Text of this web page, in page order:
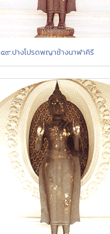
๕๙.ปางโปรดพญาช้างนาฬาคิรี